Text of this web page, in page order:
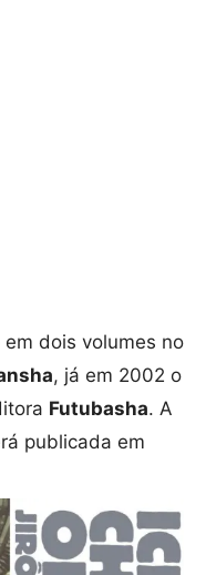
dois volumes no
, já em 2002 o
Futubasha. A
publicada em